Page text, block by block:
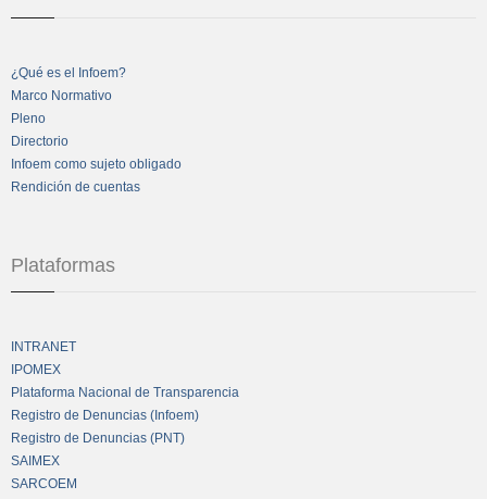
¿Qué es el Infoem?
Marco Normativo
Pleno
Directorio
Infoem como sujeto obligado
Rendición de cuentas
Plataformas
INTRANET
IPOMEX
Plataforma Nacional de Transparencia
Registro de Denuncias (Infoem)
Registro de Denuncias (PNT)
SAIMEX
SARCOEM